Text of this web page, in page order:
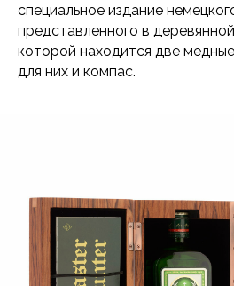
специальное издание
представленного в
которой находится две
для них и компас.